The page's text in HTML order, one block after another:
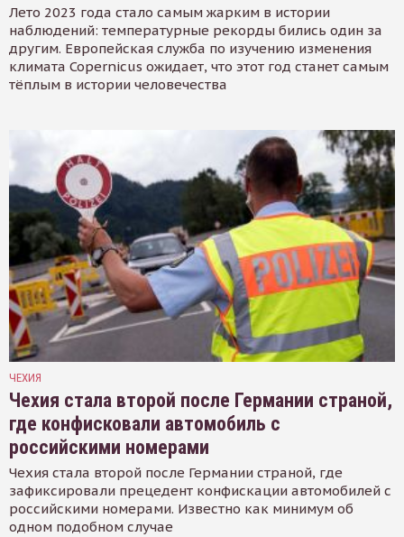
Лето 2023 года стало самым жарким в истории
наблюдений: температурные рекорды бились один за
другим. Европейская служба по изучению изменения
климата Copernicus ожидает, что этот год станет самым
тёплым в истории человечества
ЧЕХИЯ
Чехия стала второй после Германии страной,
где конфисковали автомобиль с
российскими номерами
Чехия стала второй после Германии страной, где
зафиксировали прецедент конфискации автомобилей с
российскими номерами. Известно как минимум об
одном подобном случае